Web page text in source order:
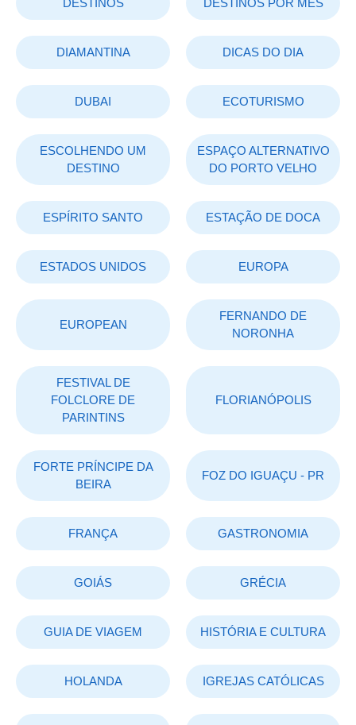
DESTINOS DESTINOS POR MÊS
DIAMANTINA DICAS DO DIA
DUBAI ECOTURISMO
ESCOLHENDO UM
DESTINO
ESPAÇO ALTERNATIVO
DO PORTO VELHO
ESPÍRITO SANTO ESTAÇÃO DE DOCA
ESTADOS UNIDOS EUROPA
EUROPEAN
FERNANDO DE
NORONHA
FESTIVAL DE
FOLCLORE DE
PARINTINS
FLORIANÓPOLIS
FORTE PRÍNCIPE DA
BEIRA
FOZ DO IGUAÇU - PR
FRANÇA GASTRONOMIA
GOIÁS GRÉCIA
GUIA DE VIAGEM HISTÓRIA E CULTURA
HOLANDA IGREJAS CATÓLICAS